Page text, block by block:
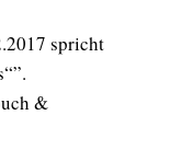
spricht
&